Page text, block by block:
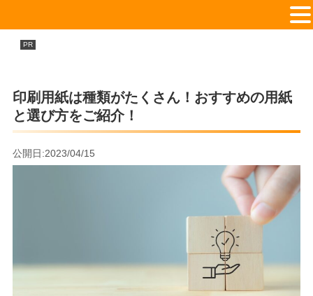
PR
印刷用紙は種類がたくさん！おすすめの用紙
と選び方をご紹介！
公開日:2023/04/15